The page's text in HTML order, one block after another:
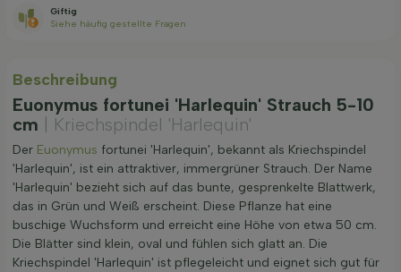
Giftig
Siehe häufig gestellte Fragen
Beschreibung
Euonymus fortunei 'Harlequin' Strauch 5-10
cm
| Kriechspindel 'Harlequin'
Der Euonymus fortunei 'Harlequin', bekannt als Kriechspindel
'Harlequin', ist ein attraktiver, immergrüner Strauch. Der Name
'Harlequin' bezieht sich auf das bunte, gesprenkelte Blattwerk,
das in Grün und Weiß erscheint. Diese Pflanze hat eine
buschige Wuchsform und erreicht eine Höhe von etwa 50 cm.
Die Blätter sind klein, oval und fühlen sich glatt an. Die
Kriechspindel 'Harlequin' ist pflegeleicht und eignet sich gut für